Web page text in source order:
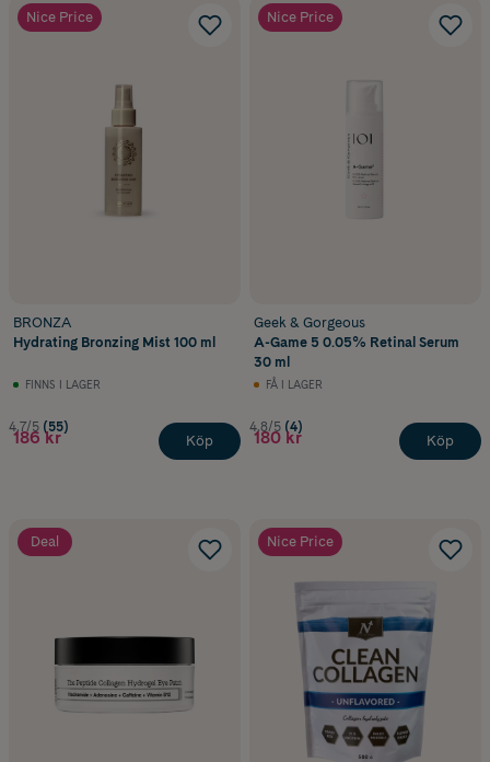
Nice Price
BRONZA
Hydrating Bronzing Mist 100 ml
FINNS I LAGER
4.7/5 (55)
186 kr Köp
Nice Price
Geek & Gorgeous
A-Game 5 0.05% Retinal Serum
30 ml
FÅ I LAGER
4.8/5 (4)
180 kr Köp
Deal Nice Price